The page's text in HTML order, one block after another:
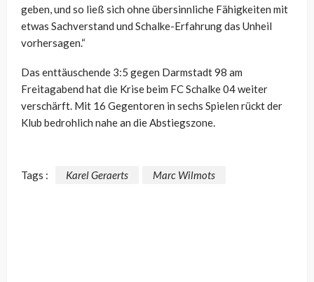
geben, und so ließ sich ohne übersinnliche Fähigkeiten mit
etwas Sachverstand und Schalke-Erfahrung das Unheil
vorhersagen.“
Das enttäuschende 3:5 gegen Darmstadt 98 am
Freitagabend hat die Krise beim FC Schalke 04 weiter
verschärft. Mit 16 Gegentoren in sechs Spielen rückt der
Klub bedrohlich nahe an die Abstiegszone.
Tags : Karel Geraerts Marc Wilmots